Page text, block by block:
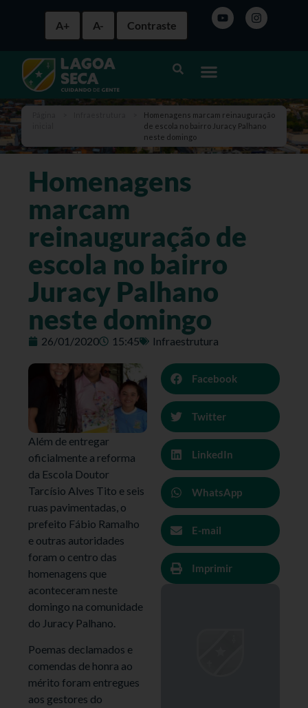
A+ A- Contraste
Homenagens marcam reinauguração
de escola no bairro Juracy Palhano
neste domingo
Homenagens
marcam
reinauguração de
escola no bairro
Juracy Palhano
neste domingo
26/01/2020 15:45 Infraestrutura
Além de entregar
oficialmente a reforma
da Escola Doutor
Tarcísio Alves Tito e seis
ruas pavimentadas, o
prefeito Fábio Ramalho
e outras autoridades
foram o centro das
homenagens que
aconteceram neste
domingo na comunidade
do Juracy Palhano.
Poemas declamados e
comendas de honra ao
mérito foram entregues
aos gestores do
Facebook
Twitter
LinkedIn
WhatsApp
E-mail
Imprimir